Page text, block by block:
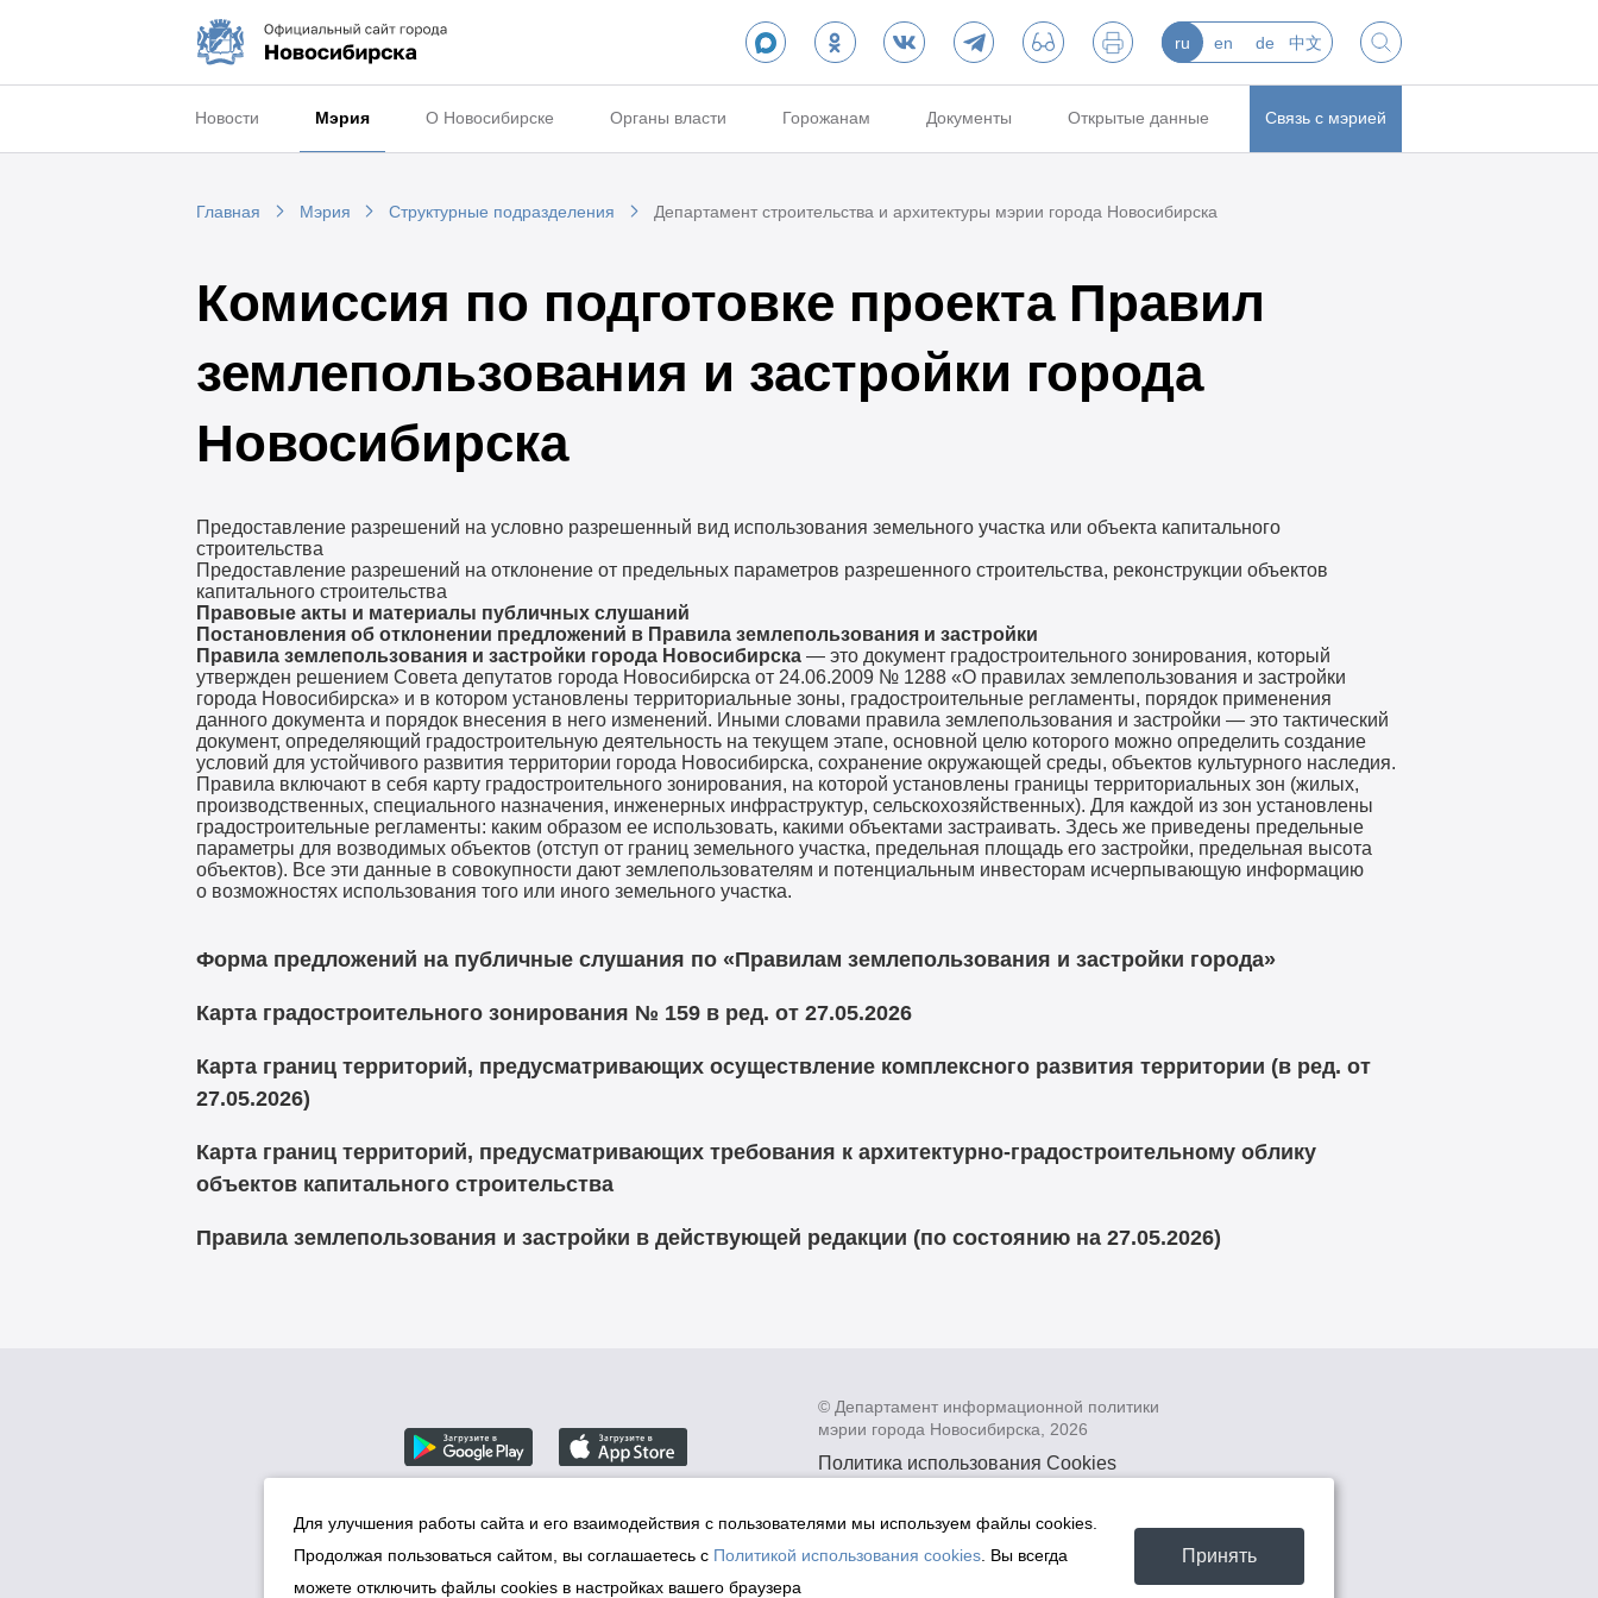
ru en de 中文
Новости Мэрия О Новосибирске Органы власти Горожанам Документы Открытые данные Связь с мэрией
Главная Мэрия Структурные подразделения Департамент строительства и архитектуры мэрии города Новосибирска
Комиссия по подготовке проекта Правил
землепользования и застройки города
Новосибирска
Предоставление разрешений на условно разрешенный вид использования земельного участка или объекта капитального
строительства
Предоставление разрешений на отклонение от предельных параметров разрешенного строительства, реконструкции объектов
капитального строительства
Правовые акты и материалы публичных слушаний
Постановления об отклонении предложений в Правила землепользования и застройки
Правила землепользования и застройки города Новосибирска— это документ градостроительного зонирования, который
утвержден решением Совета депутатов города Новосибирска от 24.06.2009 № 1288 «О правилах землепользования и застройки
города Новосибирска» и в котором установлены территориальные зоны, градостроительные регламенты, порядок применения
данного документа и порядок внесения в него изменений. Иными словами правила землепользования и застройки — это тактический
документ, определяющий градостроительную деятельность на текущем этапе, основной целю которого можно определить создание
условий для устойчивого развития территории города Новосибирска, сохранение окружающей среды, объектов культурного наследия.
Правила включают в себя карту градостроительного зонирования, на которой установлены границы территориальных зон (жилых,
производственных, специального назначения, инженерных инфраструктур, сельскохозяйственных). Для каждой из зон установлены
градостроительные регламенты: каким образом ее использовать, какими объектами застраивать. Здесь же приведены предельные
параметры для возводимых объектов (отступ от границ земельного участка, предельная площадь его застройки, предельная высота
объектов). Все эти данные в совокупности дают землепользователям и потенциальным инвесторам исчерпывающую информацию
о возможностях использования того или иного земельного участка.
Форма предложений на публичные слушания по «Правилам землепользования и застройки города»
Карта градостроительного зонирования № 159 в ред. от 27.05.2026
Карта границ территорий, предусматривающих осуществление комплексного развития территории (в ред. от
27.05.2026)
Карта границ территорий, предусматривающих требования к архитектурно-градостроительному облику
объектов капитального строительства
Правила землепользования и застройки в действующей редакции (по состоянию на 27.05.2026)
© Департамент информационной политики
мэрии города Новосибирска, 2026
Политика использования Cookies
данных в информационных системах
мэрии города Новосибирска
Техническая поддержка сайта -
Для улучшения работы сайта и его взаимодействия с пользователями мы используем файлы cookies.
Продолжая пользоваться сайтом, вы соглашаетесь с Политикой использования cookies . Вы всегда
можете отключить файлы cookies в настройках вашего браузера
Принять